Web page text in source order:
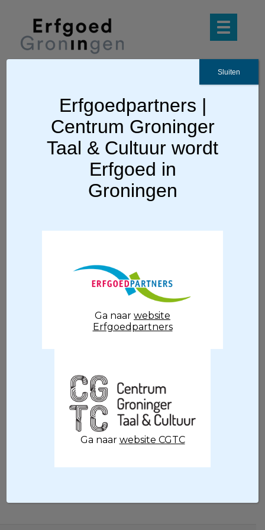
Ga terug
Bezoekcijfers 2018
De musea in stad en provincie Groningen
konden in 2018, ondanks de lange hete
zomer, meer dan 800.000 bezoekers
op de tentoonstellingen rond de
werd gevierd. Het nieuwe
MuzeeAquarium Delfzijl opende op 1 juni
de deuren en maar liefst 20.230 mensen
namen al een kijkje. Zowel het GRID-
Grafisch Museum en het Groninger
waarderen. De bezoekcijfers van de
musea vindt u hieronder.
Bezoekcijfers 2018
Persbericht
Erfgoedpartners |
Centrum Groninger
Taal & Cultuur wordt
Erfgoed in
Groningen
Ga naar website
Erfgoedpartners
Ga naar website CGTC
Sluiten